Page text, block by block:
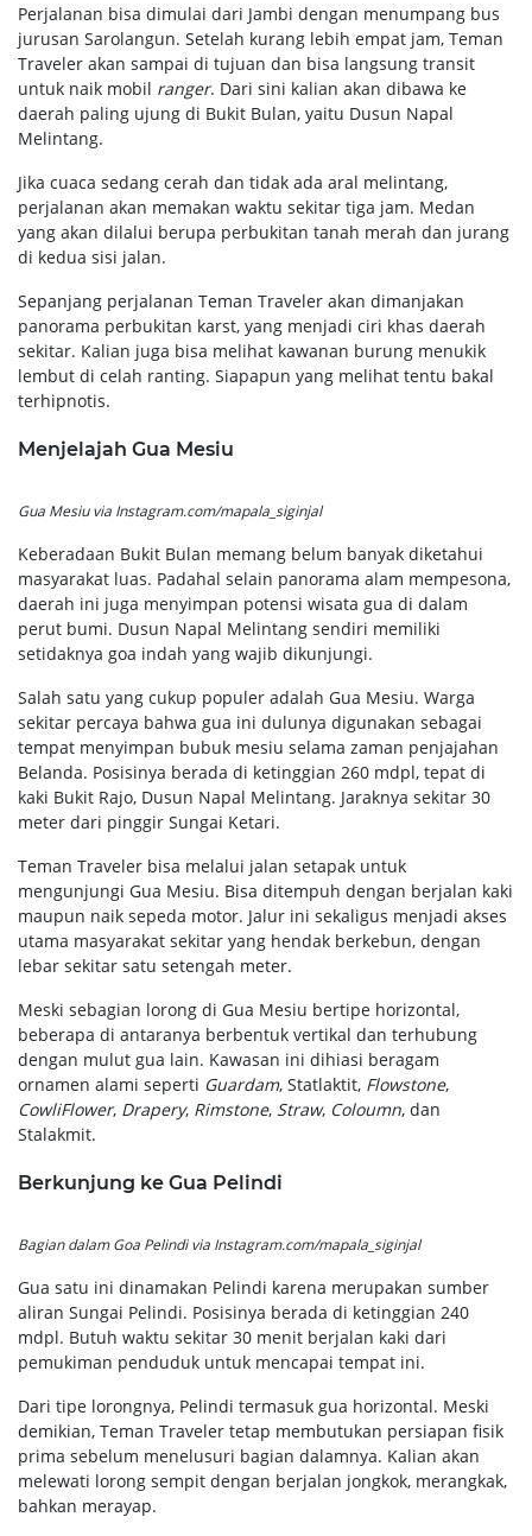
Perjalanan bisa dimulai dari Jambi dengan menumpang bus
jurusan Sarolangun. Setelah kurang lebih empat jam, Teman
Traveler akan sampai di tujuan dan bisa langsung transit
untuk naik mobil ranger. Dari sini kalian akan dibawa ke
daerah paling ujung di Bukit Bulan, yaitu Dusun Napal
Melintang.
Jika cuaca sedang cerah dan tidak ada aral melintang,
perjalanan akan memakan waktu sekitar tiga jam. Medan
yang akan dilalui berupa perbukitan tanah merah dan jurang
di kedua sisi jalan.
Sepanjang perjalanan Teman Traveler akan dimanjakan
panorama perbukitan karst, yang menjadi ciri khas daerah
sekitar. Kalian juga bisa melihat kawanan burung menukik
lembut di celah ranting. Siapapun yang melihat tentu bakal
terhipnotis.
Menjelajah Gua Mesiu
Gua Mesiu via Instagram.com/mapala_siginjal
Keberadaan Bukit Bulan memang belum banyak diketahui
masyarakat luas. Padahal selain panorama alam mempesona,
daerah ini juga menyimpan potensi wisata gua di dalam
perut bumi. Dusun Napal Melintang sendiri memiliki
setidaknya goa indah yang wajib dikunjungi.
Salah satu yang cukup populer adalah Gua Mesiu. Warga
sekitar percaya bahwa gua ini dulunya digunakan sebagai
tempat menyimpan bubuk mesiu selama zaman penjajahan
Belanda. Posisinya berada di ketinggian 260 mdpl, tepat di
kaki Bukit Rajo, Dusun Napal Melintang. Jaraknya sekitar 30
meter dari pinggir Sungai Ketari.
Teman Traveler bisa melalui jalan setapak untuk
mengunjungi Gua Mesiu. Bisa ditempuh dengan berjalan kaki
maupun naik sepeda motor. Jalur ini sekaligus menjadi akses
utama masyarakat sekitar yang hendak berkebun, dengan
lebar sekitar satu setengah meter.
Meski sebagian lorong di Gua Mesiu bertipe horizontal,
beberapa di antaranya berbentuk vertikal dan terhubung
dengan mulut gua lain. Kawasan ini dihiasi beragam
ornamen alami seperti Guardam, Statlaktit, Flowstone,
CowliFlower, Drapery, Rimstone, Straw, Coloumn, dan
Stalakmit.
Berkunjung ke Gua Pelindi
Bagian dalam Goa Pelindi via Instagram.com/mapala_siginjal
Gua satu ini dinamakan Pelindi karena merupakan sumber
aliran Sungai Pelindi. Posisinya berada di ketinggian 240
mdpl. Butuh waktu sekitar 30 menit berjalan kaki dari
pemukiman penduduk untuk mencapai tempat ini.
Dari tipe lorongnya, Pelindi termasuk gua horizontal. Meski
demikian, Teman Traveler tetap membutukan persiapan fisik
prima sebelum menelusuri bagian dalamnya. Kalian akan
melewati lorong sempit dengan berjalan jongkok, merangkak,
bahkan merayap.